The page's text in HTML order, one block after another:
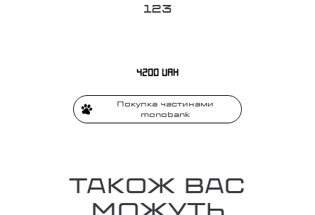
123
4200 UAH
Покупка частинами
monobank
ТАКОЖ ВАС